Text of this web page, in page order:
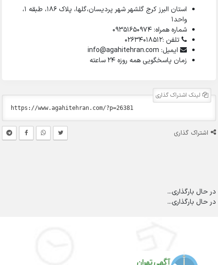
استان البرز کرج گلشهر شهر پردیسان،گلها، پلاک ۱۸۶، طبقه ۱،
واحد1
شماره همراه: 09351650974
تلفن :02634018512
ایمیل: info@agahitehran.com
زمان پاسخگویی همه روزه 24 ساعته
لینک اشتراک گذاری
اشتراک گذاری
در حال بارگذاری...
در حال بارگذاری...